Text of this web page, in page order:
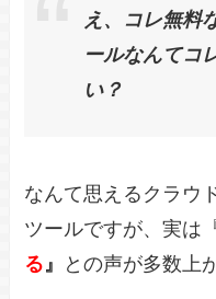
え、コレ無料
ールなんてコ
い？
なんて思えるクラウ
ツールですが、実は
る』 との声が多数上